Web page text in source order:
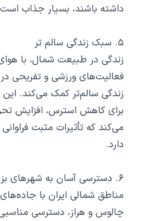
داشته باشند، بسیار جذاب
۵. سبک زندگی سالم ‌تر
زندگی در طبیعت شمال، با
فعالیت‌های ورزشی و تفریحی
زندگی سالم‌تر کمک می‌کند.
برای کاهش استرس، افزایش
می‌کند که تأثیرات مثبت
دارد.
۶. دسترسی آسان به شهرهای بزرگ
مناطق شمالی ایران با
چالوس و هراز، دسترسی